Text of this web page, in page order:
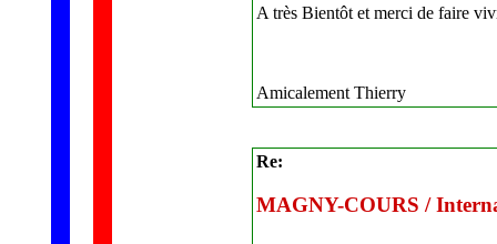
A très Bientôt et merci de faire
Amicalement Thierry
Re:
MAGNY-COURS /